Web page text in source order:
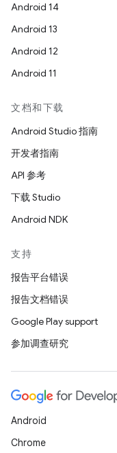
Android 14
Android 13
Android 12
Android 11
文档和下载
Android Studio 指南
开发者指南
API 参考
下载 Studio
Android NDK
支持
报告平台错误
报告文档错误
Google Play support
参加调查研究
Android
Chrome